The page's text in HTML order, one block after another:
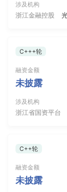
2024年7月31日
省创新投资集团
2023年7月14日
投资、尚颀资本
珠、昆仲资本、
2021年9月14日
2020年10月29
2020年6月24日
涉及机构
浙江金融控股
C+++轮
融资金额
未披露
涉及机构
浙江省国资平台
C++轮
融资金额
未披露